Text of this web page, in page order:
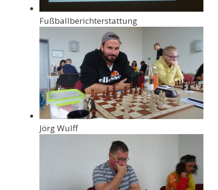
Fußballberichterstattung
Jörg Wulff